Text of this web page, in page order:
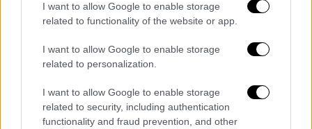
I want to allow Google to enable storage
related to functionality of the website or app.
I want to allow Google to enable storage
related to personalization.
I want to allow Google to enable storage
related to security, including authentication
functionality and fraud prevention, and other
Σταματάει, βγάζει τα funky γυαλιά του,
βγαίνει από τον χαρακτήρα καιαπευθύνεται
στη μητέρα του σε μια συναισθηματική
επίδειξη. Οι μαμάδες παντού θα το
λατρέψουν. Και οι μπαμπάδες επίσης».
Η δεύτερη πρόβα για τη χώρα μας έχει